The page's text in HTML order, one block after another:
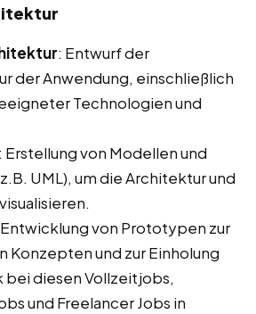
: Entwurf der
der Anwendung, einschließlich
Technologien und
: Erstellung von Modellen und
UML), um die Architektur und
von Prototypen zur
Konzepten und zur Einholung
bei diesen Vollzeitjobs,
und Freelancer Jobs in